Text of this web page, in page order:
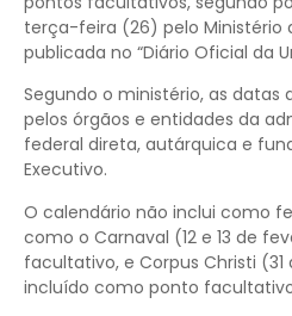
terça-feira (26) pelo Ministério
publicada no “Diário Oficial da
Segundo o ministério, as datas
pelos órgãos e entidades da
federal direta, autárquica e
Executivo.
O calendário não inclui como
como o Carnaval (12 e 13 de
facultativo, e Corpus Christi
incluído como ponto